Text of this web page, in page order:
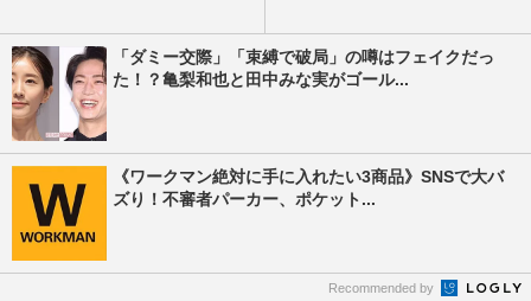
「ダミー交際」「束縛で破局」の噂はフェイクだっ
た！？亀梨和也と田中みな実がゴール...
《ワークマン絶対に手に入れたい3商品》SNSで大バ
ズり！不審者パーカー、ポケット...
Recommended by